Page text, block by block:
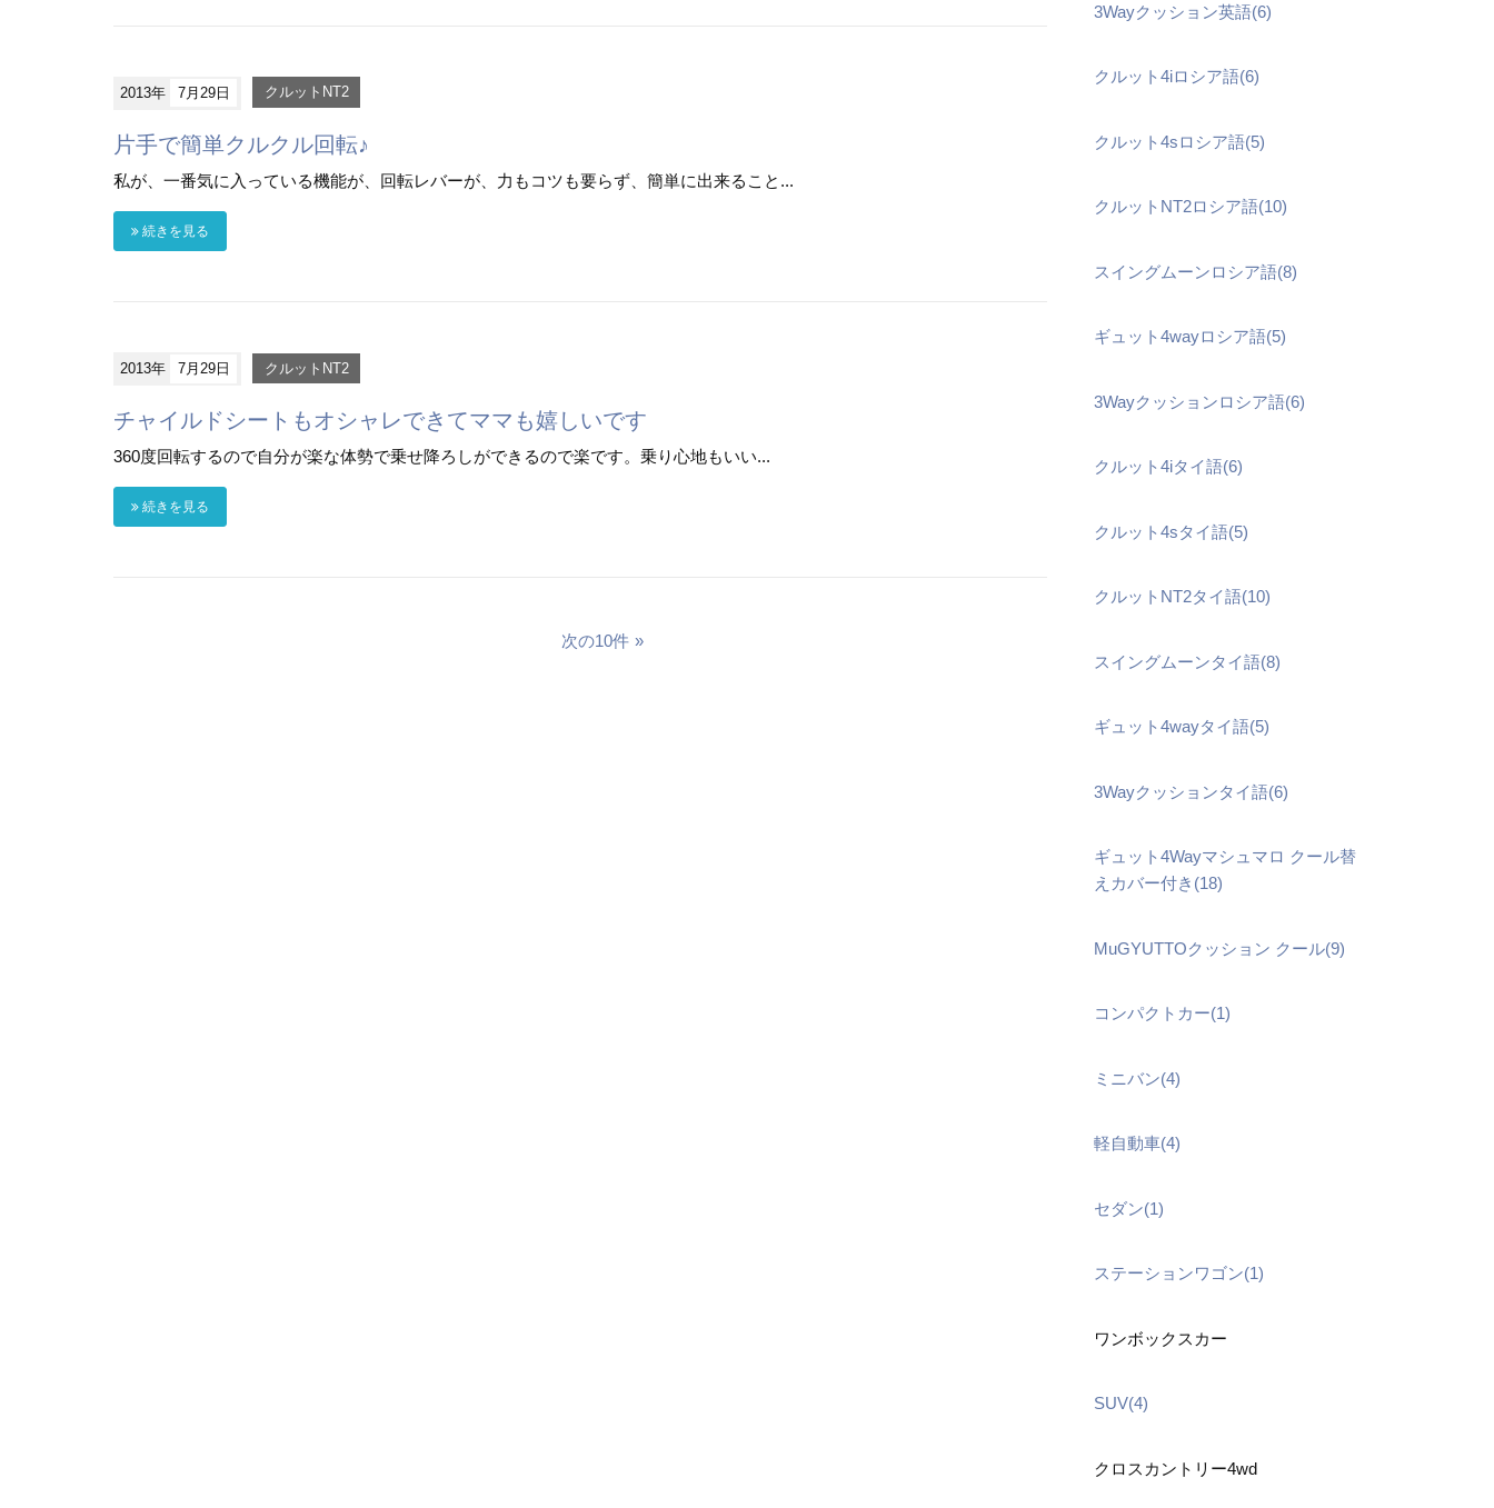
2013年 7月29日 クルットNT2
片手で簡単クルクル回転♪
私が、一番気に入っている機能が、回転レバーが、力もコツも要らず、簡単に出来ること...
続きを見る
2013年 7月29日 クルットNT2
チャイルドシートもオシャレできてママも嬉しいです
360度回転するので自分が楽な体勢で乗せ降ろしができるので楽です。乗り心地もいい...
続きを見る
次の10件
3Wayクッション英語(6)
クルット4iロシア語(6)
クルット4sロシア語(5)
クルットNT2ロシア語(10)
スイングムーンロシア語(8)
ギュット4wayロシア語(5)
3Wayクッションロシア語(6)
クルット4iタイ語(6)
クルット4sタイ語(5)
クルットNT2タイ語(10)
スイングムーンタイ語(8)
ギュット4wayタイ語(5)
3Wayクッションタイ語(6)
ギュット4Wayマシュマロ クール替
えカバー付き(18)
MuGYUTTOクッション クール(9)
コンパクトカー(1)
ミニバン(4)
軽自動車(4)
セダン(1)
ステーションワゴン(1)
ワンボックスカー
SUV(4)
クロスカントリー4wd